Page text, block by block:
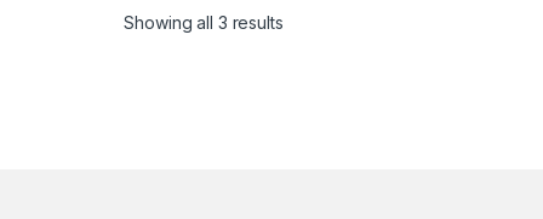
Showing all 3 results